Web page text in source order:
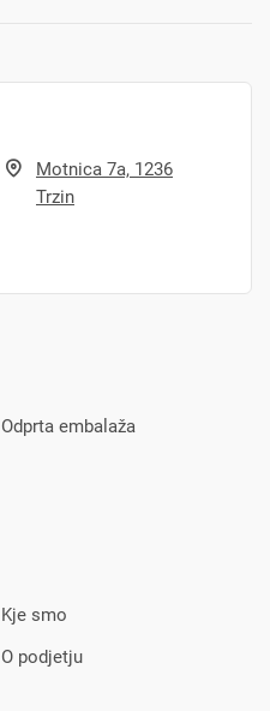
Odprta embalaža
Kje smo
O podjetju
Motnica 7a, 1236
Trzin